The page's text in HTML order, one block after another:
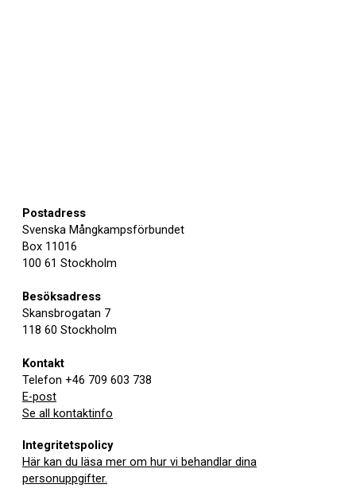
Postadress
Svenska Mångkampsförbundet
Box 11016
100 61 Stockholm
Besöksadress
Skansbrogatan 7
118 60 Stockholm
Kontakt
Telefon +46 709 603 738
E-post
Se all kontaktinfo
Integritetspolicy
Här kan du läsa mer om hur vi behandlar dina
personuppgifter.